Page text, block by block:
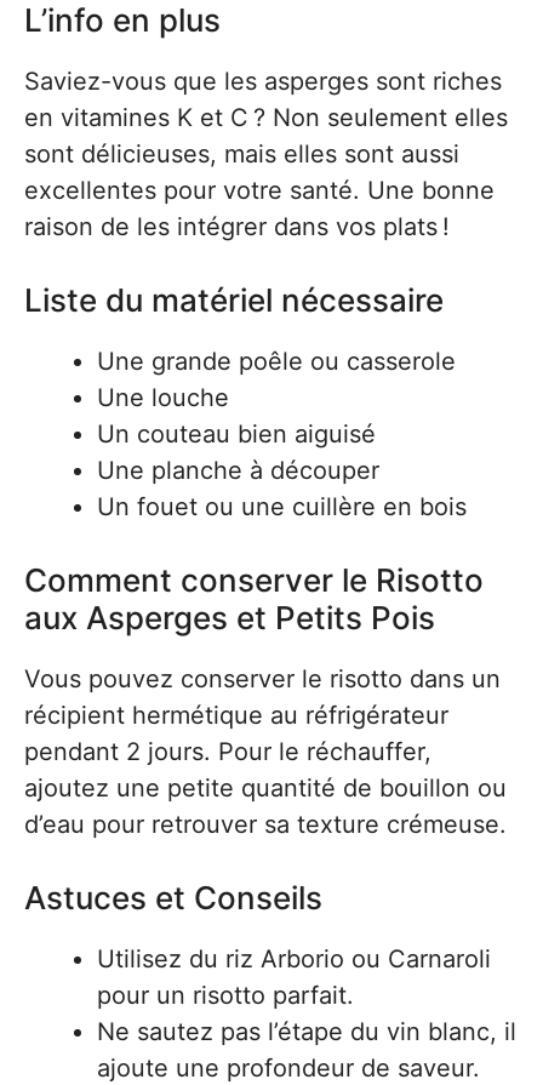
L’info en plus
Saviez-vous que les asperges sont riches
en vitamines K et C ? Non seulement elles
sont délicieuses, mais elles sont aussi
excellentes pour votre santé. Une bonne
raison de les intégrer dans vos plats !
Liste du matériel nécessaire
Une grande poêle ou casserole
Une louche
Un couteau bien aiguisé
Une planche à découper
Un fouet ou une cuillère en bois
Comment conserver le Risotto
aux Asperges et Petits Pois
Vous pouvez conserver le risotto dans un
récipient hermétique au réfrigérateur
pendant 2 jours. Pour le réchauffer,
ajoutez une petite quantité de bouillon ou
d’eau pour retrouver sa texture crémeuse.
Astuces et Conseils
Utilisez du riz Arborio ou Carnaroli
pour un risotto parfait.
Ne sautez pas l’étape du vin blanc, il
ajoute une profondeur de saveur.